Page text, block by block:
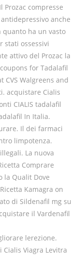
Prozac compresse
anche
ha un vasto
stati ossessivi
attivo del Prozac la
for Tadalafil
CVS Walgreens and
acquistare Cialis
CIALIS tadalafil
In Italia.
Il dei farmaci
limpotenza.
La nuova
Comprare
la Qualit Dove
Kamagra on
di Sildenafil mg su
il Vardenafil
lerezione.
Viagra Levitra